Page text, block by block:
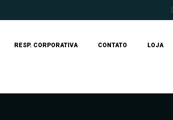
RESP. CORPORATIVA CONTATO LOJA